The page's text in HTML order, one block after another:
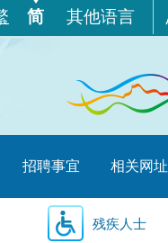
简 其他语言
招聘事宜 相关网址
残疾人士